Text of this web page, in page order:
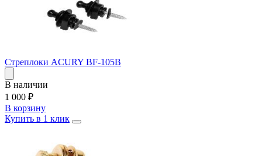
Стреплоки ACURY BF-105B
В наличии
1 000 ₽
В корзину
Купить в 1 клик